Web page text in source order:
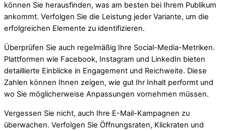
können Sie herausfinden, was am besten bei Ihrem Publikum
ankommt. Verfolgen Sie die Leistung jeder Variante, um die
erfolgreichen Elemente zu identifizieren.
Überprüfen Sie auch regelmäßig Ihre Social-Media-Metriken.
Plattformen wie Facebook, Instagram und LinkedIn bieten
detaillierte Einblicke in Engagement und Reichweite. Diese
Zahlen können Ihnen zeigen, wie gut Ihr Inhalt performt und
wo Sie möglicherweise Anpassungen vornehmen müssen.
Vergessen Sie nicht, auch Ihre E-Mail-Kampagnen zu
überwachen. Verfolgen Sie Öffnungsraten, Klickraten und